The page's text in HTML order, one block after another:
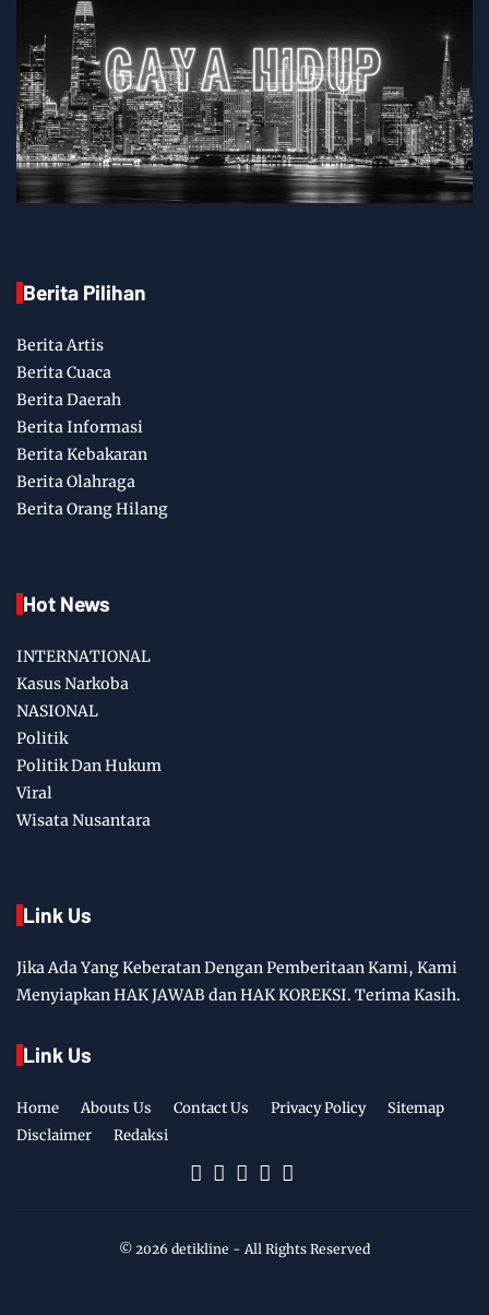
Berita Pilihan
Berita Artis
Berita Cuaca
Berita Daerah
Berita Informasi
Berita Kebakaran
Berita Olahraga
Berita Orang Hilang
Hot News
INTERNATIONAL
Kasus Narkoba
NASIONAL
Politik
Politik Dan Hukum
Viral
Wisata Nusantara
Link Us
Jika Ada Yang Keberatan Dengan Pemberitaan Kami, Kami
Menyiapkan HAK JAWAB dan HAK KOREKSI. Terima Kasih.
Link Us
Home Abouts Us Contact Us Privacy Policy
Sitemap
Disclaimer
Redaksi
© 2026 detikline - All Rights Reserved